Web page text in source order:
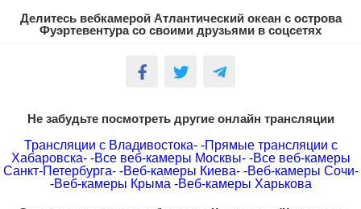
Делитесь вебкамерой Атлантический океан с острова
Фуэртевентура со своими друзьями в соцсетях
Не забудьте посмотреть другие онлайн трансляции
Трансляции с Владивостока- -Прямые трансляции с
Хабаровска- -Все веб-камеры Москвы- -Все веб-камеры
Санкт-Петербурга- -Веб-камеры Киева- -Веб-камеры Сочи-
-Веб-камеры Крыма -Веб-камеры Харькова